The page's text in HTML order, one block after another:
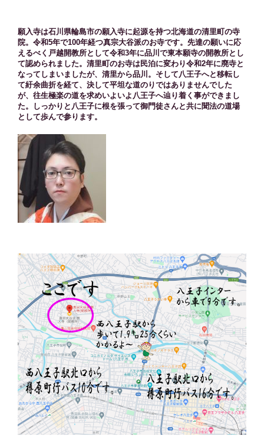
願入寺は石川県輪島市の願入寺に起源を持つ北海道の清里町の寺
院。令和5年で100年経つ真宗大谷派のお寺です。先達の願いに応
えるべく戸越開教所として令和3年に品川で東本願寺の開教所とし
て認められました。清里町のお寺は民泊に変わり令和2年に廃寺と
なってしまいましたが、清里から品川。そして八王子へと移転し
て紆余曲折を経て、決して平坦な道のりではありませんでした
が、往生極楽の道を求めいよいよ八王子へ辿り着く事ができまし
た。しっかりと八王子に根を張って御門徒さんと共に聞法の道場
として歩んで参ります。